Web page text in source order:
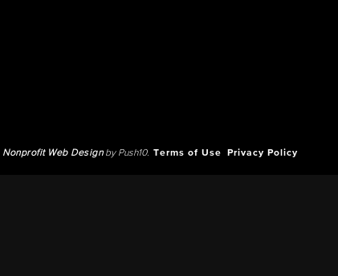
Nonprofit Web Designby Push10. Terms of Use Privacy Policy